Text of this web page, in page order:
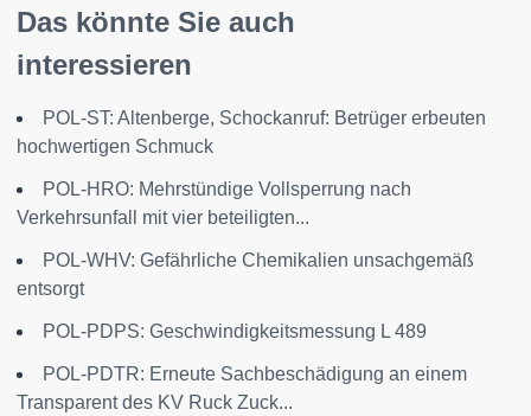
Das könnte Sie auch
interessieren
POL-ST: Altenberge, Schockanruf: Betrüger erbeuten
hochwertigen Schmuck
POL-HRO: Mehrstündige Vollsperrung nach
Verkehrsunfall mit vier beteiligten...
POL-WHV: Gefährliche Chemikalien unsachgemäß
entsorgt
POL-PDPS: Geschwindigkeitsmessung L 489
POL-PDTR: Erneute Sachbeschädigung an einem
Transparent des KV Ruck Zuck...